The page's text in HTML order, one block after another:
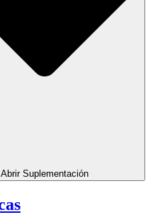
Abrir Suplementación